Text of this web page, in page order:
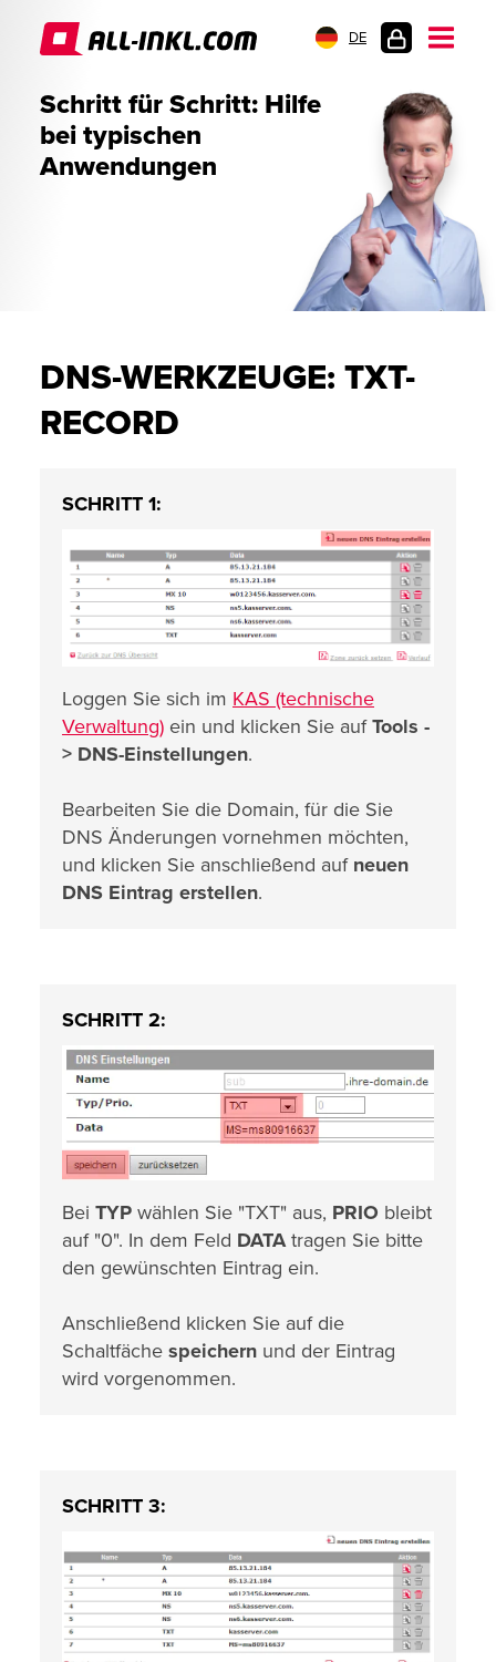
DE
Schritt für Schritt: Hilfe
bei typischen
Anwendungen
DNS-WERKZEUGE: TXT-
RECORD
SCHRITT 1:
Loggen Sie sich im KAS (technische
Verwaltung) ein und klicken Sie aufTools -
> DNS-Einstellungen.
Bearbeiten Sie die Domain, für die Sie
DNS Änderungen vornehmen möchten,
und klicken Sie anschließend auf neuen
DNS Eintrag erstellen.
SCHRITT 2:
Bei TYP wählen Sie "TXT" aus, PRIO bleibt
auf "0". In dem Feld DATAtragen Sie bitte
den gewünschten Eintrag ein.
Anschließend klicken Sie auf die
Schaltfäche speichern und der Eintrag
wird vorgenommen.
SCHRITT 3: